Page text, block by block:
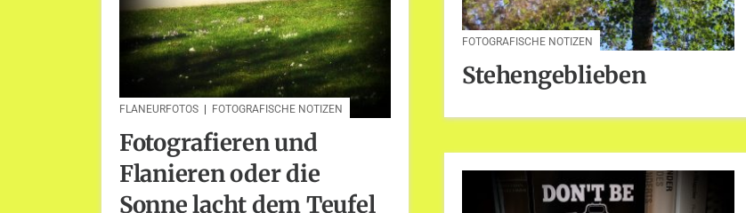
FLANEURFOTOS FOTOGRAFISCHE NOTIZEN
Fotografieren und
Flanieren oder die
Sonne lacht dem Teufel
FOTOGRAFISCHE NOTIZEN
Stehengeblieben